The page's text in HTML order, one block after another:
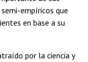
empíricos que
en base a su
por la ciencia y